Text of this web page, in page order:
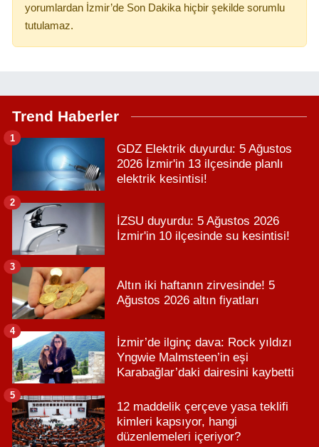
yorumlardan İzmir’de Son Dakika hiçbir şekilde sorumlu
tutulamaz.
Trend Haberler
GDZ Elektrik duyurdu: 5 Ağustos
2026 İzmir'in 13 ilçesinde planlı
elektrik kesintisi!
1
İZSU duyurdu: 5 Ağustos 2026
İzmir'in 10 ilçesinde su kesintisi!
2
Altın iki haftanın zirvesinde! 5
Ağustos 2026 altın fiyatları
3
İzmir’de ilginç dava: Rock yıldızı
Yngwie Malmsteen’in eşi
Karabağlar’daki dairesini kaybetti
4
12 maddelik çerçeve yasa teklifi
kimleri kapsıyor, hangi
düzenlemeleri içeriyor?
5